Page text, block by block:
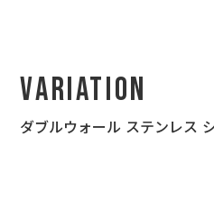
Variation
ダブルウォール ステンレス